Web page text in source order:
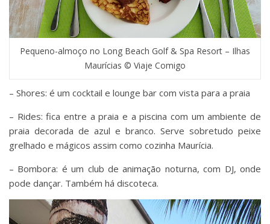
Pequeno-almoço no Long Beach Golf & Spa Resort – Ilhas
Maurícias © Viaje Comigo
– Shores: é um cocktail e lounge bar com vista para a praia
– Rides: fica entre a praia e a piscina com um ambiente de
praia decorada de azul e branco. Serve sobretudo peixe
grelhado e mágicos assim como cozinha Maurícia.
– Bombora: é um club de animação noturna, com DJ, onde
pode dançar. Também há discoteca.